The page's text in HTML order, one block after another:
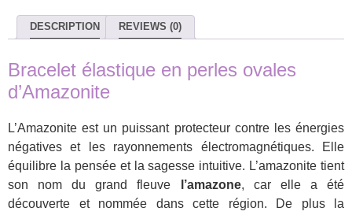
DESCRIPTION REVIEWS (0)
Bracelet élastique en perles ovales
d’Amazonite
L’Amazonite est un puissant protecteur contre les énergies
négatives et les rayonnements électromagnétiques. Elle
équilibre la pensée et la sagesse intuitive. L’amazonite tient
son nom du grand fleuve
l’amazone, car elle a été
découverte et nommée dans cette région. De plus la